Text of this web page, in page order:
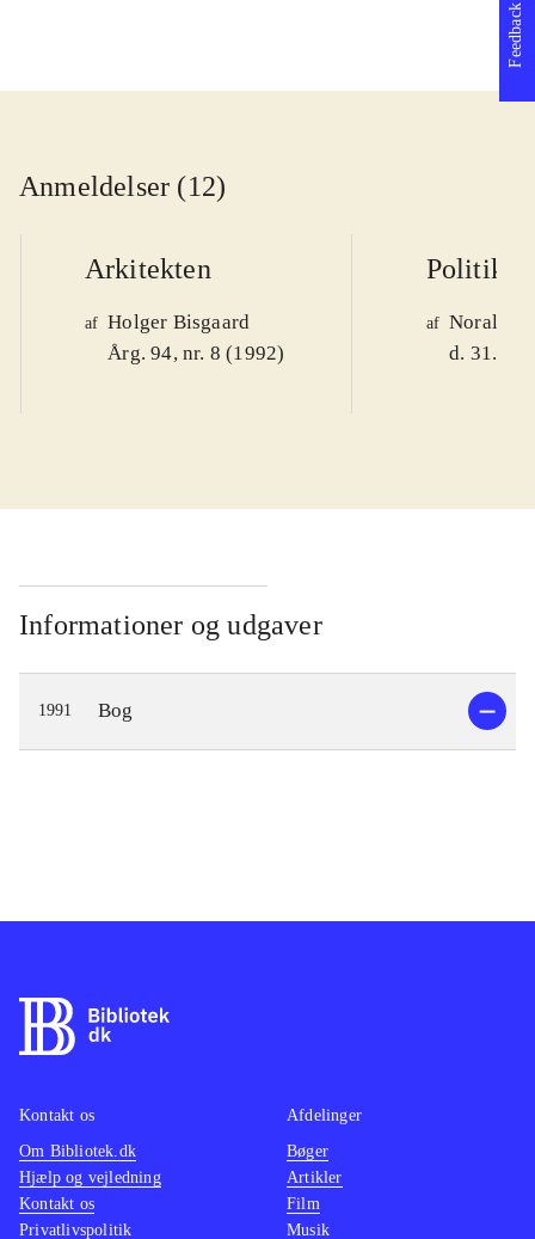
Anmeldelser (12)
Arkitekten
af Holger Bisgaard
Årg. 94, nr. 8 (1992)
Politiken
af Noralv
d. 31.
Informationer og udgaver
1991 Bog
Feedback
Kontakt os
Om Bibliotek.dk
Hjælp og vejledning
Kontakt os
Privatlivspolitik
Afdelinger
Bøger
Artikler
Film
Musik